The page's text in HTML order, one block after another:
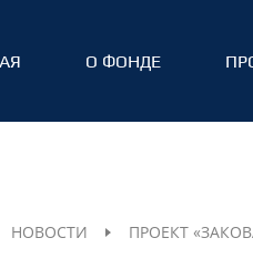
О ФОНДЕ
НОВОСТИ ПРОЕКТ